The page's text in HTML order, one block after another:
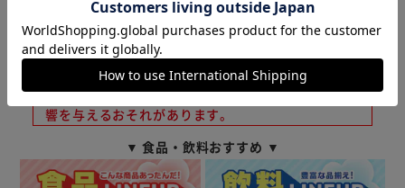
20歳未満の飲酒は法律で禁止されています。
20歳以上であることを確認できない場合、酒類を販
売しません。
飲酒運転は法律で禁止されています。
妊娠中や授乳期の飲酒は、胎児・乳児の発育に悪影
響を与えるおそれがあります。
▼ 食品・飲料おすすめ ▼